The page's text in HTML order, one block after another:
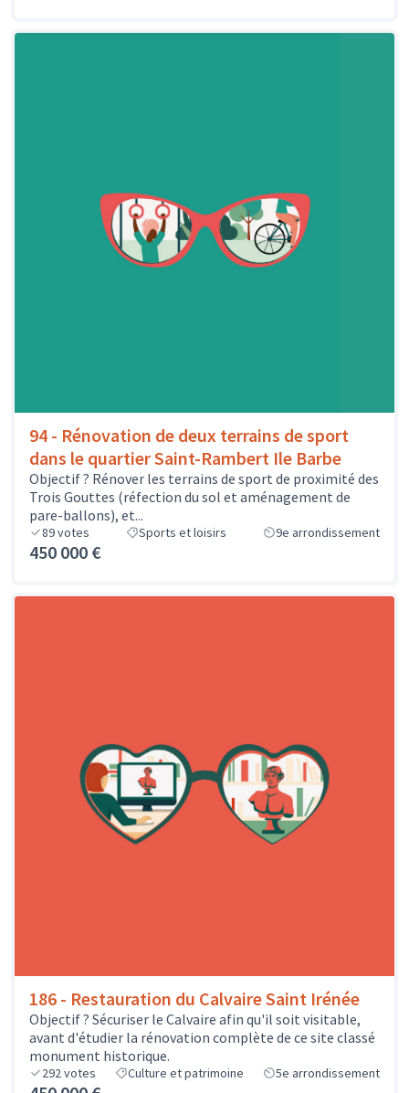
94 - Rénovation de deux terrains de sport
dans le quartier Saint-Rambert Ile Barbe
Objectif ? Rénover les terrains de sport de proximité des
Trois Gouttes (réfection du sol et aménagement de
pare-ballons), et...
89votes Sports et loisirs 9e arrondissement
450 000 €
186 - Restauration du Calvaire Saint Irénée
Objectif ? Sécuriser le Calvaire afin qu'il soit visitable,
avant d'étudier la rénovation complète de ce site classé
monument historique.
292votes Culture et patrimoine 5e arrondissement